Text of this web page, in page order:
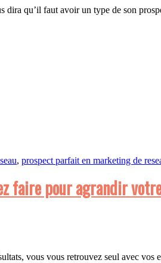
qu’il faut avoir un type de son
, prospect parfait en marketing de
faire pour agrandir
vous vous retrouvez seul avec vos